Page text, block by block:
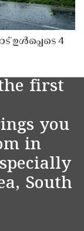
ഉൾപ്പെടെ 4
first
you
in
South